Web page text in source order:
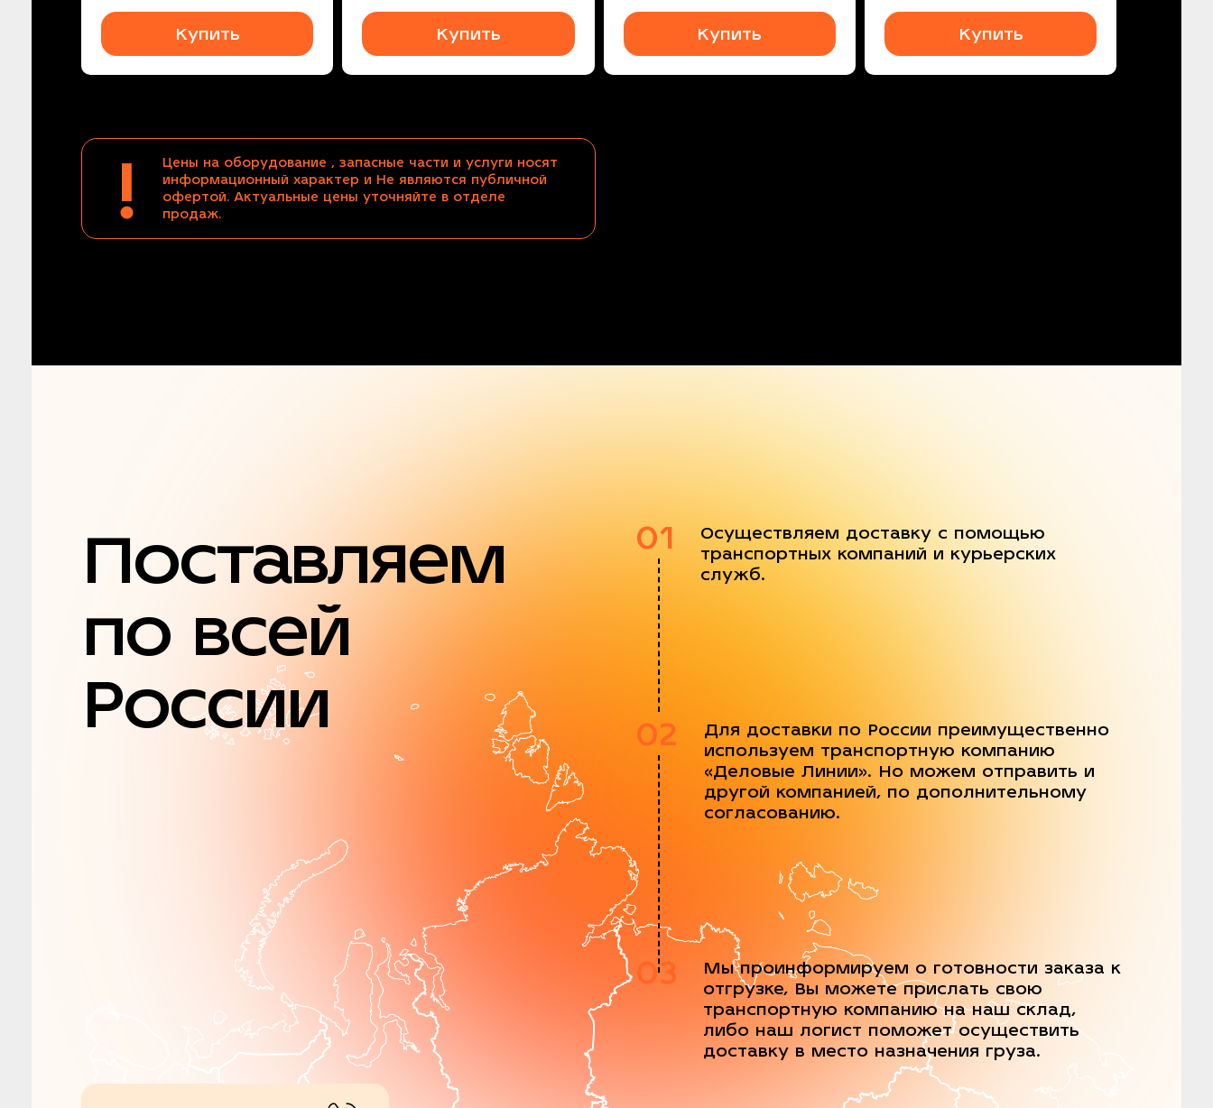
Купить Купить Купить Купить
!
Цены на оборудование , запасные части и услуги носят
информационный характер и Не являются публичной
офертой. Актуальные цены уточняйте в отделе
продаж.
Поставляем
по всей
России
01
Осуществляем доставку с помощью
транспортных компаний и курьерских
служб.
02
Для доставки по России преимущественно
используем транспортную компанию
«Деловые Линии». Но можем отправить и
другой компанией, по дополнительному
согласованию.
03
Мы проинформируем о готовности заказа к
отгрузке, Вы можете прислать свою
транспортную компанию на наш склад,
либо наш логист поможет осуществить
доставку в место назначения груза.